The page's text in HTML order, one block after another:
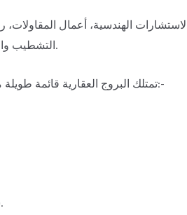
الهندسية، أعمال المقاولات،
التشطيب والديكورات، تنفيذ الملاعب وحمامات السباحة.
تمتلك البروج العقارية قائمة طويلة من الأعمال الناجحة، والتي من أبرزها ما يلي:-
سيكستي أيكونيك تاور مول العاصمة الادارية.